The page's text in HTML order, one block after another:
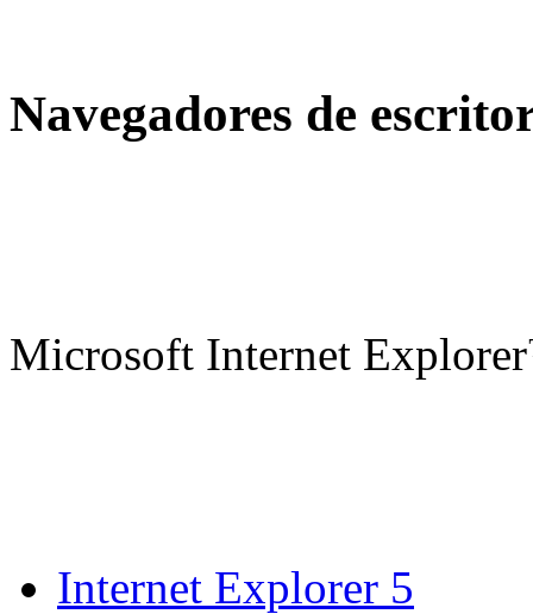
Navegadores de
Microsoft Internet
Internet Explorer 5